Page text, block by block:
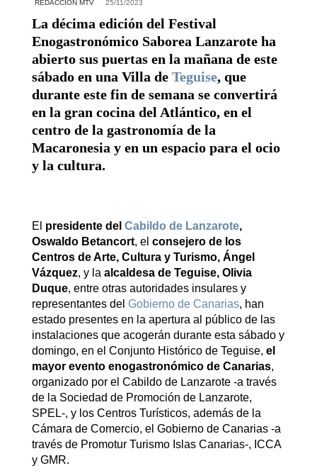
REDACCIÓN MTV 25/11/2023
La décima edición del Festival
Enogastronómico Saborea Lanzarote ha
abierto sus puertas en la mañana de este
sábado en una Villa de Teguise, que
durante este fin de semana se convertirá
en la gran cocina del Atlántico, en el
centro de la gastronomía de la
Macaronesia y en un espacio para el ocio
y la cultura.
El presidente del Cabildo de Lanzarote,
Oswaldo Betancort, el consejero de los
Centros de Arte, Cultura y Turismo, Ángel
Vázquez, y la alcaldesa de Teguise, Olivia
Duque, entre otras autoridades insulares y
representantes del Gobierno de Canarias, han
estado presentes en la apertura al público de las
instalaciones que acogerán durante esta sábado y
domingo, en el Conjunto Histórico de Teguise, el
mayor evento enogastronómico de Canarias,
organizado por el Cabildo de Lanzarote -a través
de la Sociedad de Promoción de Lanzarote,
SPEL-, y los Centros Turísticos, además de la
Cámara de Comercio, el Gobierno de Canarias -a
través de Promotur Turismo Islas Canarias-, ICCA
y GMR.